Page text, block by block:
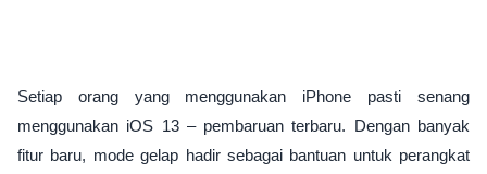
Setiap orang yang menggunakan iPhone pasti senang
menggunakan iOS 13 – pembaruan terbaru. Dengan banyak
fitur baru, mode gelap hadir sebagai bantuan untuk perangkat